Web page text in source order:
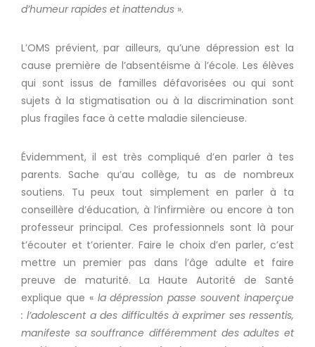
d’humeur rapides et inattendus ».
L’OMS prévient, par ailleurs, qu’une dépression est la
cause première de l’absentéisme à l’école. Les élèves
qui sont issus de familles défavorisées ou qui sont
sujets à la stigmatisation ou à la discrimination sont
plus fragiles face à cette maladie silencieuse.
Évidemment, il est très compliqué d’en parler à tes
parents. Sache qu’au collège, tu as de nombreux
soutiens. Tu peux tout simplement en parler à ta
conseillère d’éducation, à l’infirmière ou encore à ton
professeur principal. Ces professionnels sont là pour
t’écouter et t’orienter. Faire le choix d’en parler, c’est
mettre un premier pas dans l’âge adulte et faire
preuve de maturité. La Haute Autorité de Santé
explique que « la dépression passe souvent inaperçue
: l’adolescent a des difficultés à exprimer ses ressentis,
manifeste sa souffrance différemment des adultes et